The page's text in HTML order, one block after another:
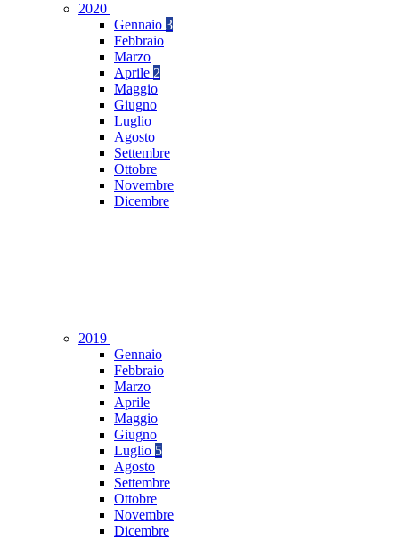
2020
Gennaio 3
Febbraio
Marzo
Aprile 2
Maggio
Giugno
Luglio
Agosto
Settembre
Ottobre
Novembre
Dicembre
2019
Gennaio
Febbraio
Marzo
Aprile
Maggio
Giugno
Luglio 5
Agosto
Settembre
Ottobre
Novembre
Dicembre